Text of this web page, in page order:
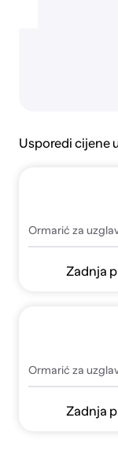
Usporedi cijene
Ormarić za
Zadnja
Zadnja